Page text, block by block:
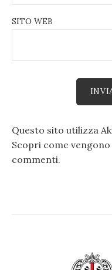
SITO WEB
Questo sito utilizza
Scopri come
commenti.